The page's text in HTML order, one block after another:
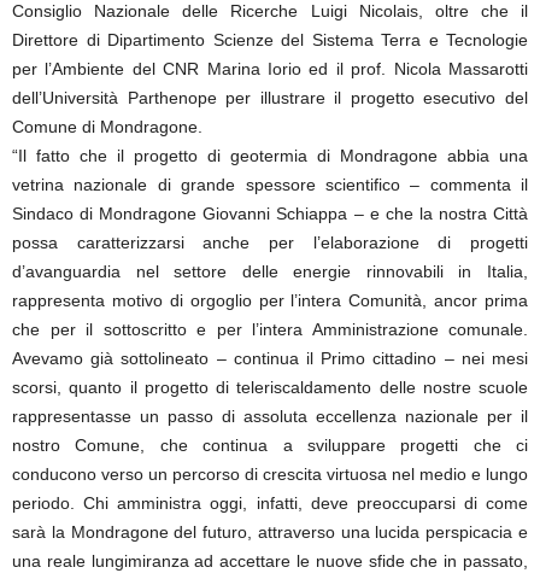
Consiglio Nazionale delle Ricerche Luigi Nicolais, oltre che il
Direttore di Dipartimento Scienze del Sistema Terra e Tecnologie
per l’Ambiente del CNR Marina Iorio ed il prof. Nicola Massarotti
dell’Università Parthenope per illustrare il progetto esecutivo del
Comune di Mondragone.
“Il fatto che il progetto di geotermia di Mondragone abbia una
vetrina nazionale di grande spessore scientifico – commenta il
Sindaco di Mondragone Giovanni Schiappa – e che la nostra Città
possa caratterizzarsi anche per l’elaborazione di progetti
d’avanguardia nel settore delle energie rinnovabili in Italia,
rappresenta motivo di orgoglio per l’intera Comunità, ancor prima
che per il sottoscritto e per l’intera Amministrazione comunale.
Avevamo già sottolineato – continua il Primo cittadino – nei mesi
scorsi, quanto il progetto di teleriscaldamento delle nostre scuole
rappresentasse un passo di assoluta eccellenza nazionale per il
nostro Comune, che continua a sviluppare progetti che ci
conducono verso un percorso di crescita virtuosa nel medio e lungo
periodo. Chi amministra oggi, infatti, deve preoccuparsi di come
sarà la Mondragone del futuro, attraverso una lucida perspicacia e
una reale lungimiranza ad accettare le nuove sfide che in passato,